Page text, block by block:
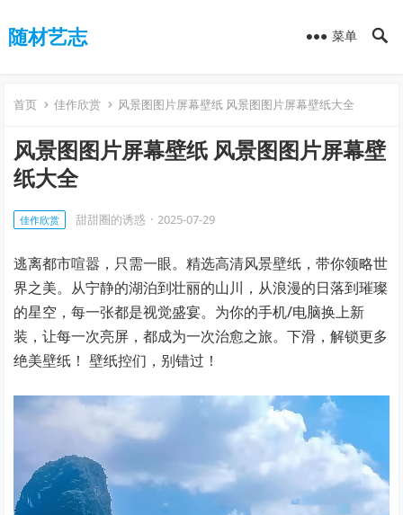
随材艺志 菜单
首页 佳作欣赏 风景图图片屏幕壁纸 风景图图片屏幕壁纸大全
风景图图片屏幕壁纸 风景图图片屏幕壁
纸大全
佳作欣赏 甜甜圈的诱惑 · 2025-07-29
逃离都市喧嚣，只需一眼。精选高清风景壁纸，带你领略世
界之美。从宁静的湖泊到壮丽的山川，从浪漫的日落到璀璨
的星空，每一张都是视觉盛宴。为你的手机/电脑换上新
装，让每一次亮屏，都成为一次治愈之旅。下滑，解锁更多
绝美壁纸！ 壁纸控们，别错过！